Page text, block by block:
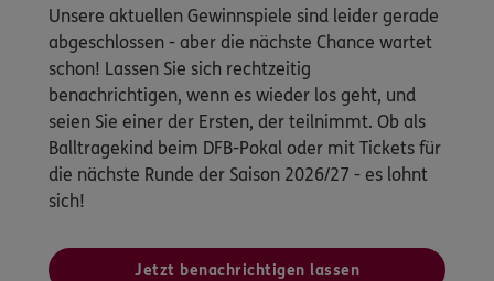
Unsere aktuellen Gewinnspiele sind leider gerade
abgeschlossen - aber die nächste Chance wartet
schon! Lassen Sie sich rechtzeitig
benachrichtigen, wenn es wieder los geht, und
seien Sie einer der Ersten, der teilnimmt. Ob als
Balltragekind beim DFB-Pokal oder mit Tickets für
die nächste Runde der Saison 2026/27 - es lohnt
sich!
Jetzt benachrichtigen lassen